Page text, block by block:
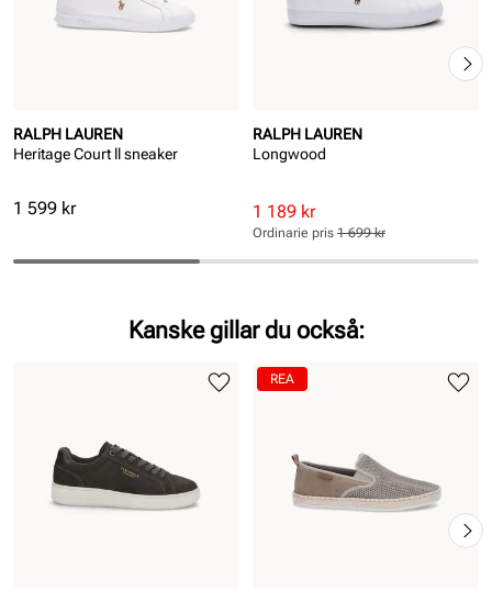
RALPH LAUREN
Heritage Court ll sneaker
Pris
1 599 kr
RALPH LAUREN
Longwood
Rabatterat
pris
Pris
1 189 kr
Ordinarie
pris
Pris
Ordinarie pris 1 699 kr
Kanske gillar du också:
REA